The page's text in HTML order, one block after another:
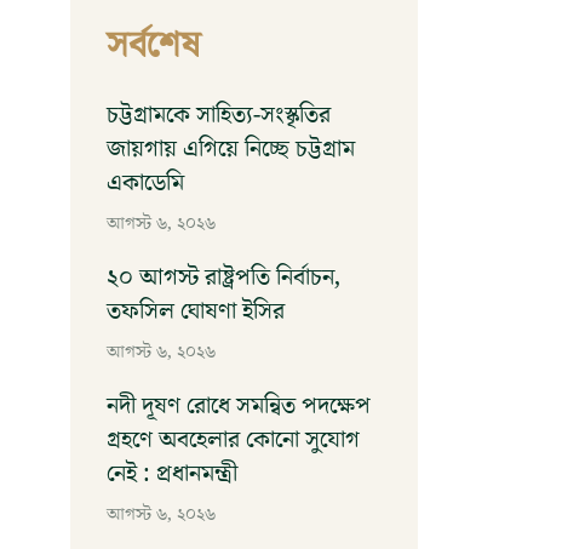
সর্বশেষ
চট্টগ্রামকে সাহিত্য-সংস্কৃতির
জায়গায় এগিয়ে নিচ্ছে চট্টগ্রাম
একাডেমি
আগস্ট ৬, ২০২৬
২০ আগস্ট রাষ্ট্রপতি নির্বাচন,
তফসিল ঘোষণা ইসির
আগস্ট ৬, ২০২৬
নদী দূষণ রোধে সমন্বিত পদক্ষেপ
গ্রহণে অবহেলার কোনো সুযোগ
নেই : প্রধানমন্ত্রী
আগস্ট ৬, ২০২৬